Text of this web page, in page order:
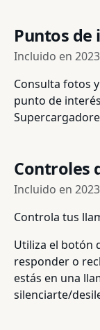
Puntos de
Incluido en
Consulta fotos
punto de
Controles
Incluido en
Controla tus
Utiliza el botón
responder o
estás en una
silenciarte/